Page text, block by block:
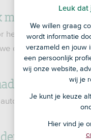
schadevrije
het risico dat we
door te kijken naar
jaren
hebt
jaren op?
Leuk dat
We willen graag
wordt informatie
verzameld en jouw
een persoonlijk
wij onze website,
wij je
Je kunt je keuze
Hier vind je